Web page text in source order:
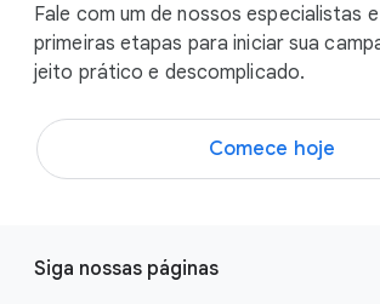
Fale com um de nossos especialistas
primeiras etapas para iniciar sua
jeito prático e descomplicado.
Comece hoje
Siga nossas páginas